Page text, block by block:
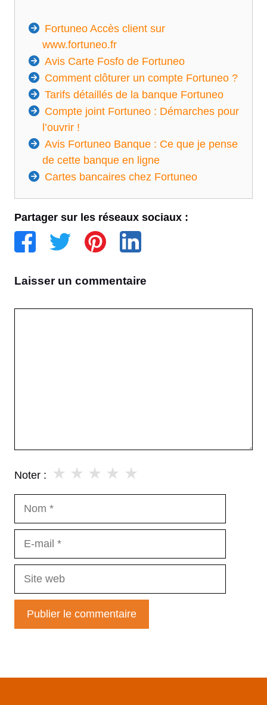
Fortuneo Accès client sur
www.fortuneo.fr
Avis Carte Fosfo de Fortuneo
Comment clôturer un compte Fortuneo ?
Tarifs détaillés de la banque Fortuneo
Compte joint Fortuneo : Démarches pour
l’ouvrir !
Avis Fortuneo Banque : Ce que je pense
de cette banque en ligne
Cartes bancaires chez Fortuneo
Partager sur les réseaux sociaux :
Laisser un commentaire
Noter : ★
★
★
★
★
Site